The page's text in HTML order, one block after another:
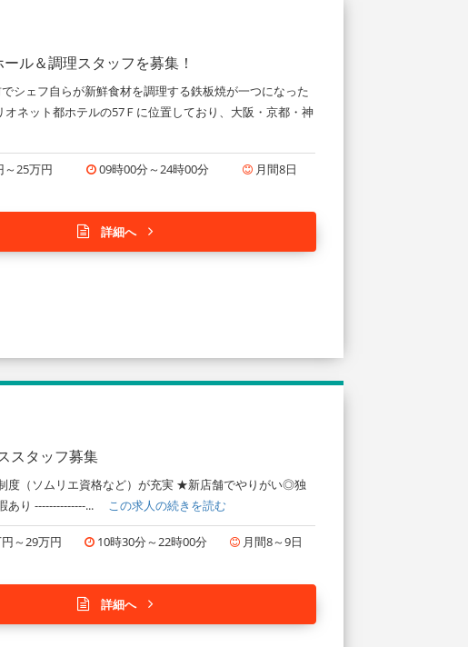
ル＆調理スタッフを募集！
シェフ自らが新鮮食材を調理する鉄板焼が一つになった
ネット都ホテルの57Ｆに位置しており、大阪・京都・神
25万円 09時00分～24時00分 月間8日
詳細へ
スタッフ募集
（ソムリエ資格など）が充実 ★新店舗でやりがい◎独
あり --------------...
この求人の続きを読む
～29万円 10時30分～22時00分 月間8～9日
詳細へ